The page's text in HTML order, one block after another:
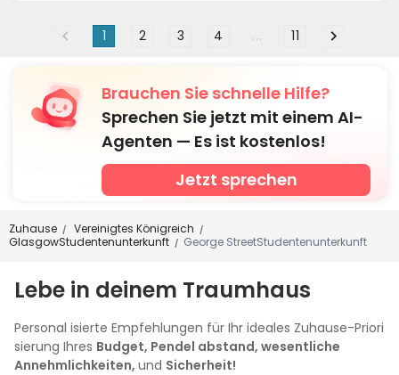
1 2 3 4 ... 11
Brauchen Sie schnelle Hilfe?
Sprechen Sie jetzt mit einem AI-
Agenten — Es ist kostenlos!
Jetzt sprechen
Zuhause / Vereinigtes Königreich /
GlasgowStudentenunterkunft / George StreetStudentenunterkunft
Lebe in deinem Traumhaus
Personal isierte Empfehlungen für Ihr ideales Zuhause-Priori
sierung Ihres Budget, Pendel abstand, wesentliche
Annehmlichkeiten, und Sicherheit!